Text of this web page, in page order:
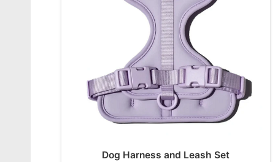
Dog Harness and Leash Set